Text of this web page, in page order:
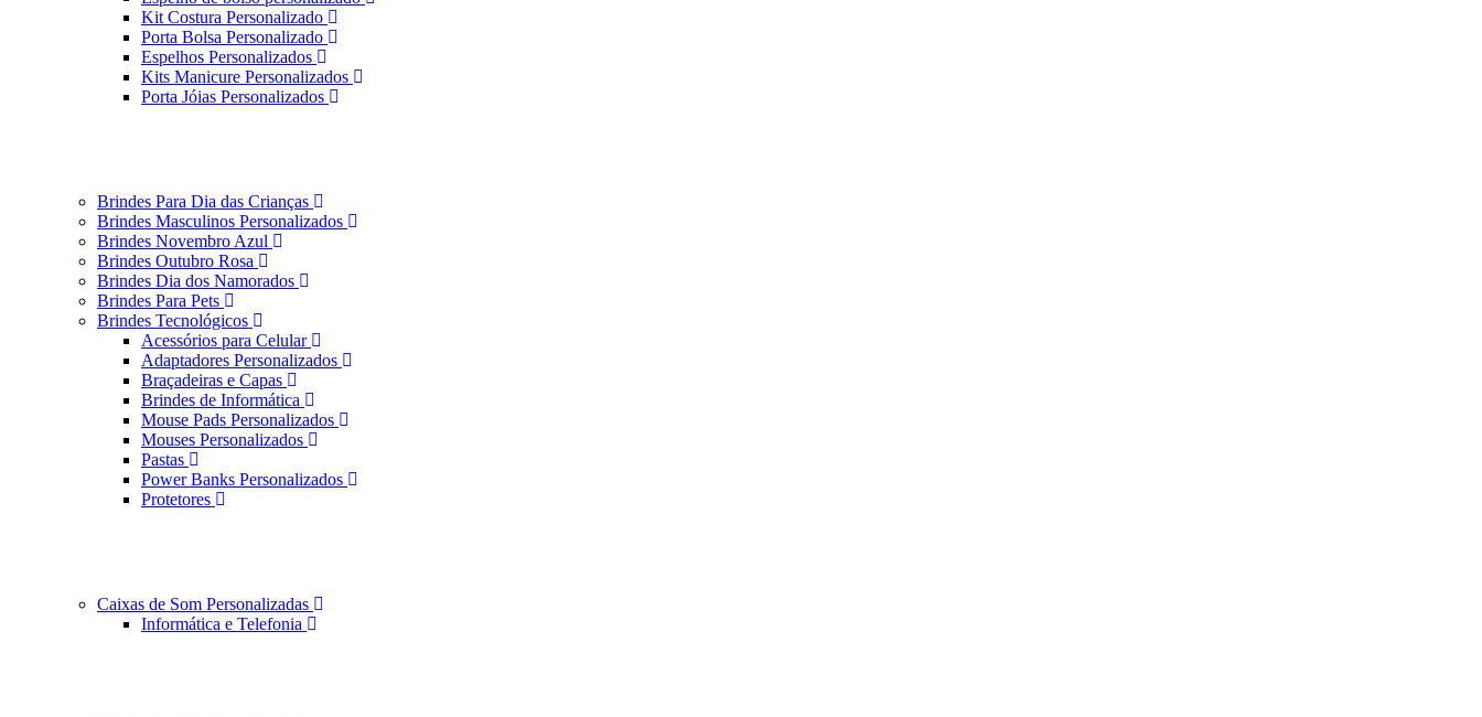
Kit Costura Personalizado
Porta Bolsa Personalizado
Espelhos Personalizados
Kits Manicure Personalizados
Porta Jóias Personalizados
Brindes Para Dia das Crianças
Brindes Masculinos Personalizados
Brindes Novembro Azul
Brindes Outubro Rosa
Brindes Dia dos Namorados
Brindes Para Pets
Brindes Tecnológicos
Acessórios para Celular
Adaptadores Personalizados
Braçadeiras e Capas
Brindes de Informática
Mouse Pads Personalizados
Mouses Personalizados
Pastas
Power Banks Personalizados
Protetores
Caixas de Som Personalizadas
Informática e Telefonia